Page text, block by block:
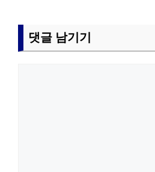
댓글 남기기